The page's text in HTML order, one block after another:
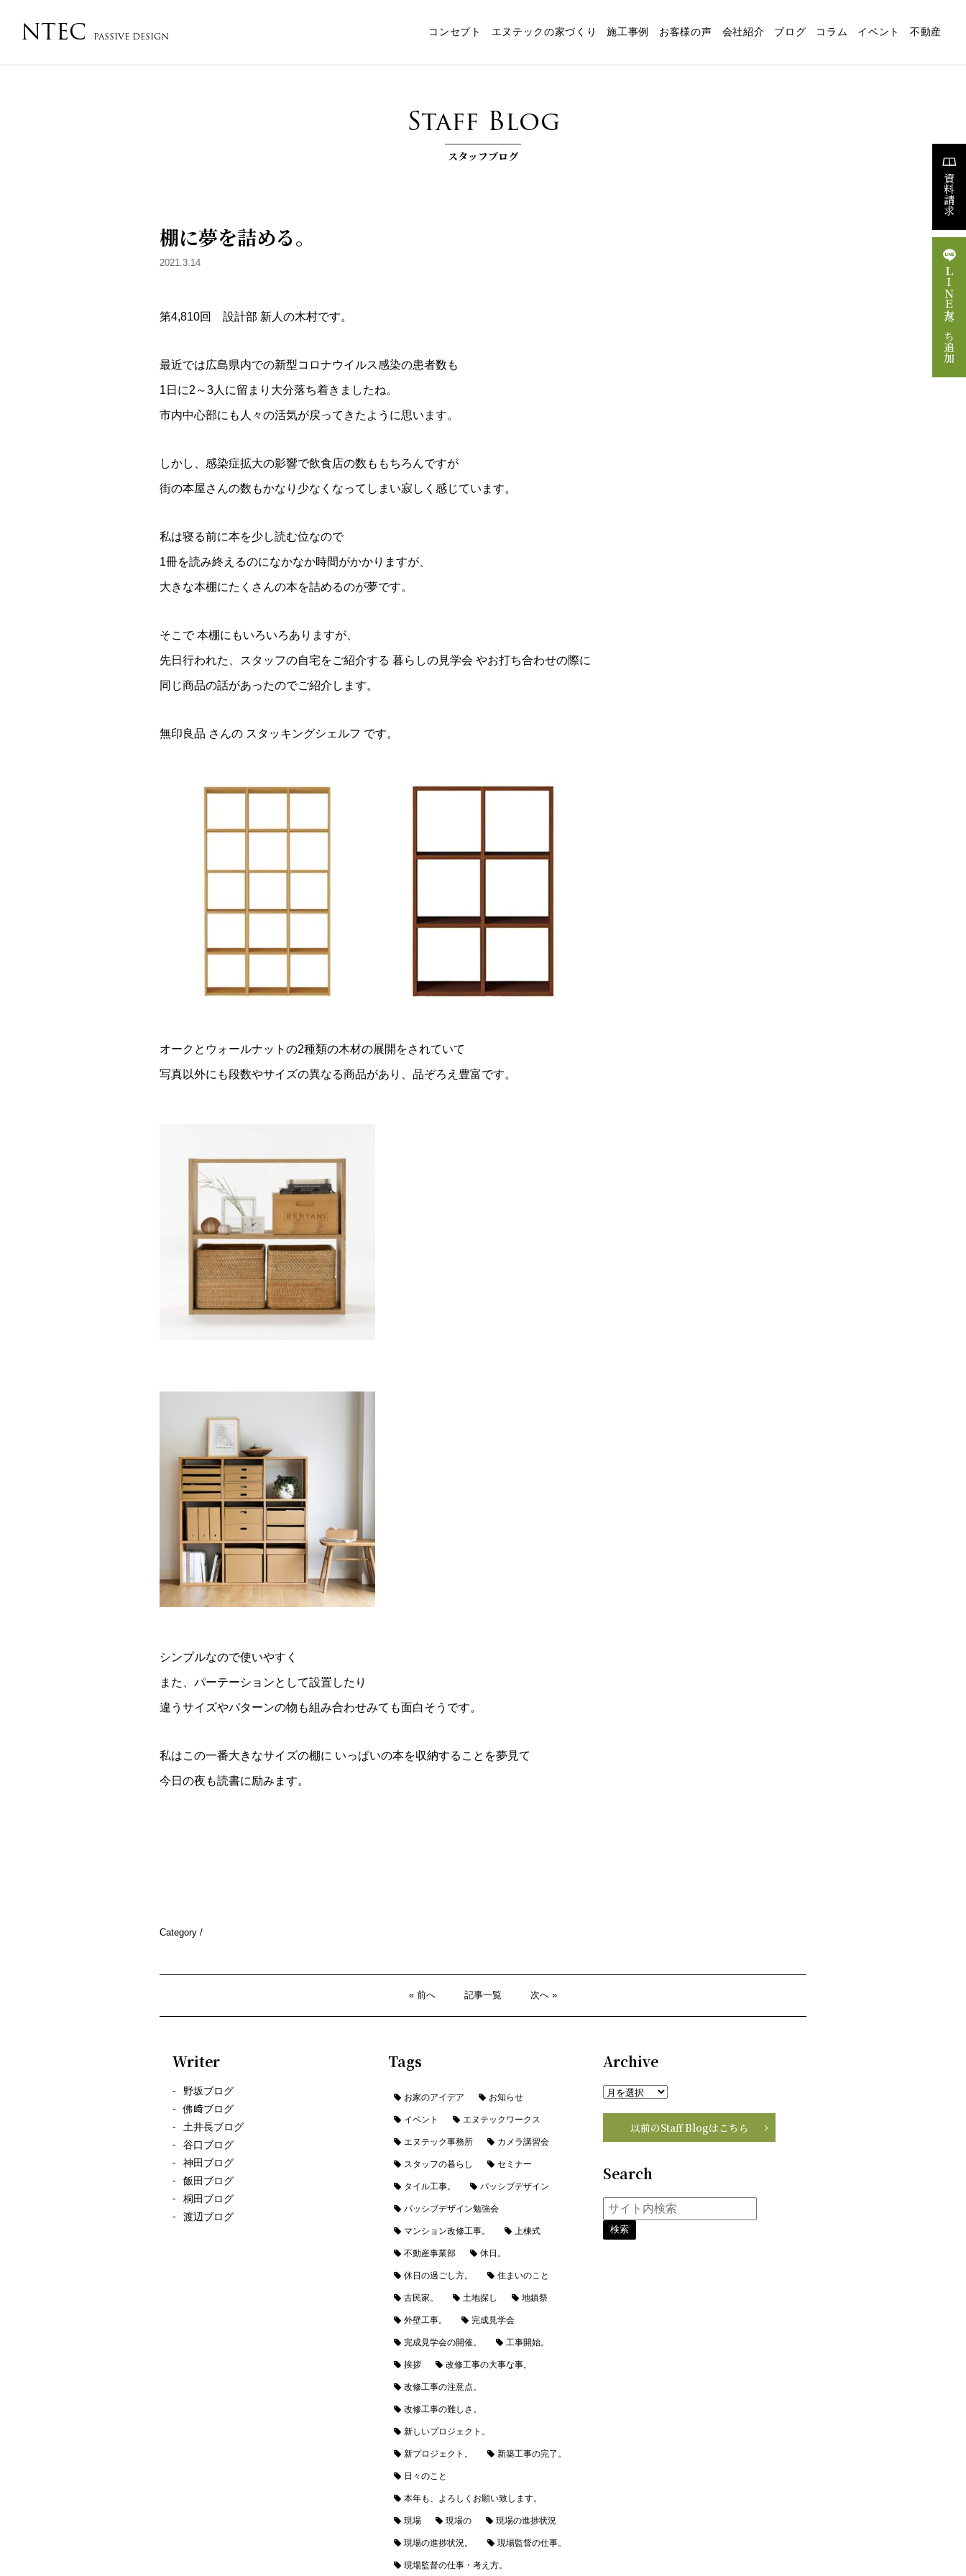
NTEC PASSIVE DESIGN コンセプト エヌテックの家づくり 施工事例 お客様の声 会社紹介 ブログ コラム イベント 不動産
資料請求
ＬＩＮＥ友だち追加
Staff Blog
スタッフブログ
棚に夢を詰める。
2021.3.14
第4,810回 設計部 新人の木村です。
最近では広島県内での新型コロナウイルス感染の患者数も
1日に2～3人に留まり大分落ち着きましたね。
市内中心部にも人々の活気が戻ってきたように思います。
しかし、感染症拡大の影響で飲食店の数ももちろんですが
街の本屋さんの数もかなり少なくなってしまい寂しく感じています。
私は寝る前に本を少し読む位なので
1冊を読み終えるのになかなか時間がかかりますが、
大きな本棚にたくさんの本を詰めるのが夢です。
そこで 本棚にもいろいろありますが、
先日行われた、スタッフの自宅をご紹介する 暮らしの見学会 やお打ち合わせの際に
同じ商品の話があったのでご紹介します。
無印良品 さんの スタッキングシェルフ です。
オークとウォールナットの2種類の木材の展開をされていて
写真以外にも段数やサイズの異なる商品があり、品ぞろえ豊富です。
シンプルなので使いやすく
また、パーテーションとして設置したり
違うサイズやパターンの物も組み合わせみても面白そうです。
私はこの一番大きなサイズの棚に いっぱいの本を収納することを夢見て
今日の夜も読書に励みます。
Category /
« 前へ 記事一覧 次へ »
Writer
野坂ブログ
佛﨑ブログ
土井長ブログ
谷口ブログ
神田ブログ
飯田ブログ
桐田ブログ
渡辺ブログ
Tags
お家のアイデア お知らせ
イベント エヌテックワークス
エヌテック事務所 カメラ講習会
スタッフの暮らし セミナー
タイル工事。 パッシブデザイン
パッシブデザイン勉強会
マンション改修工事。 上棟式
不動産事業部 休日。
休日の過ごし方。 住まいのこと
古民家。 土地探し 地鎮祭
外壁工事。 完成見学会
完成見学会の開催。 工事開始。
挨拶 改修工事の大事な事。
改修工事の注意点。
改修工事の難しさ。
新しいプロジェクト。
新プロジェクト。 新築工事の完了。
日々のこと
本年も、よろしくお願い致します。
現場 現場の 現場の進捗状況
現場の進捗状況。 現場監督の仕事。
現場監督の仕事・考え方。
Archive
以前のStaff Blogはこちら
Search